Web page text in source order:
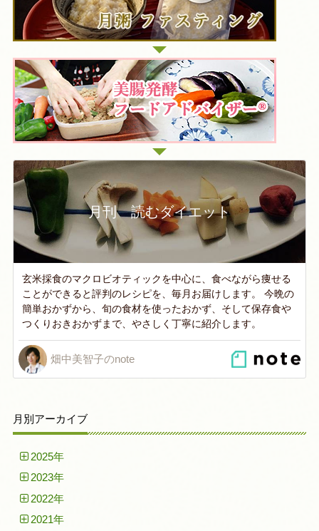
月刊 読むダイエット
玄米採食のマクロビオティックを中心に、食べながら痩せる
ことができると評判のレシピを、毎月お届けします。 今晩の
簡単おかずから、旬の食材を使ったおかず、そして保存食や
つくりおきおかずまで、やさしく丁寧に紹介します。
畑中美智子のnote
月別アーカイブ
2025年
2023年
2022年
2021年